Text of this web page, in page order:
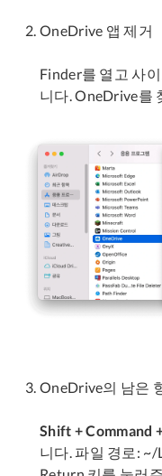
OneDrive 앱 제거
Finder를 열고 사
니다. OneDrive를
OneDrive의 남은
Shift + Command
니다. 파일 경로: